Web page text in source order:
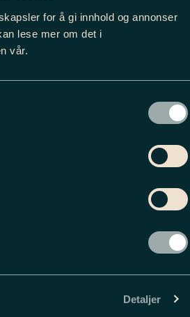
for å gi innhold og annonser
lese mer om det i
vår.
Detaljer